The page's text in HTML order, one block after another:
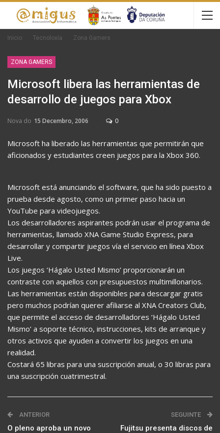
Inicio Tecnoloxía Zona Gamers
ZONA GAMERS
Microsoft libera las herramientas de
desarrollo de juegos para Xbox
Nova do 15 Decembro, 2006 0
Microsoft ha liberado las herramientas que permitirán que
aficionados y estudiantes creen juegos para la Xbox 360.
Microsoft está anunciando el software, que ha sido puesto a
prueba desde agosto, como un primer paso hacia un
YouTube para videojuegos.
Los desarrolladores aspirantes podrán usar el programa de
herramientas, llamado XNA Game Studio Express, para
desarrollar y compartir juegos vía el servicio en línea Xbox
Live.
Los juegos ‘Hágalo Usted Mismo’ proporcionarán un
contraste con aquellos con presupuestos multimillonarios.
Las herramientas están disponibles para descargar gratis
pero muchos podrían querer afiliarse al XNA Creators Club,
que permite el acceso de desarrolladores ‘Hágalo Usted
Mismo’ a soporte técnico, instrucciones, kits de arranque y
otros activos que ayuden a convertir los juegos en una
realidad.
Costará 65 libras para una suscripción anual, o 30 libras para
una suscripción cuatrimestral.
ANTERIOR
O pleno aproba un novo
SEGUINTE
Fujitsu presenta discos de